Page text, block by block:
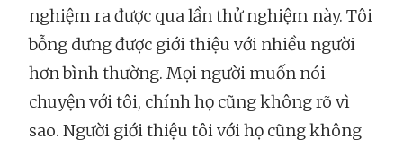
nghiệm ra được qua lần thử nghiệm này. Tôi
bỗng dưng được giới thiệu với nhiều người
hơn bình thường. Mọi người muốn nói
chuyện với tôi, chính họ cũng không rõ vì
sao. Người giới thiệu tôi với họ cũng không